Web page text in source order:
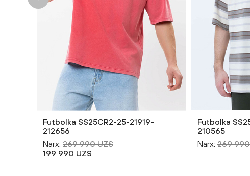
Futbolka SS25CR2-25-21919-
212656
Narx: 269 990 UZS
199 990 UZS
Futbolka
210565
Narx: 269